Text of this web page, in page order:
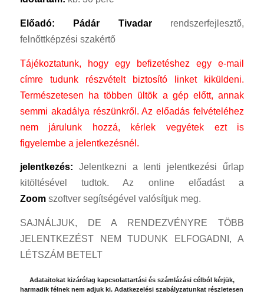
Előadó: Pádár Tivadar rendszerfejlesztő,
felnőttképzési szakértő
Tájékoztatunk, hogy egy befizetéshez egy e-mail
címre tudunk részvételt biztosító linket kiküldeni.
Természetesen ha többen ültök a gép előtt, annak
semmi akadálya részünkről.Az előadás felvételéhez
nem járulunk hozzá, kérlek vegyétek ezt is
figyelembe a jelentkezésnél.
jelentkezés: Jelentkezni a lenti jelentkezési űrlap
kitöltésével tudtok. Az online előadást a
Zoomszoftver segítségével valósítjuk meg.
SAJNÁLJUK, DE A RENDEZVÉNYRE TÖBB
JELENTKEZÉST NEM TUDUNK ELFOGADNI, A
LÉTSZÁM BETELT
Adataitokat kizárólag kapcsolattartási és számlázási célból kérjük,
harmadik félnek nem adjuk ki. Adatkezelési szabályzatunkat részletesen